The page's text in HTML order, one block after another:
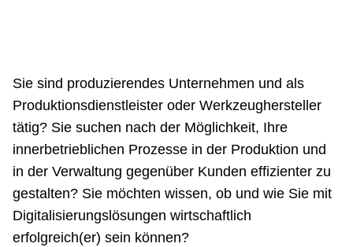
Sie sind produzierendes Unternehmen und als
Produktionsdienstleister oder Werkzeughersteller
tätig? Sie suchen nach der Möglichkeit, Ihre
innerbetrieblichen Prozesse in der Produktion und
in der Verwaltung gegenüber Kunden effizienter zu
gestalten? Sie möchten wissen, ob und wie Sie mit
Digitalisierungslösungen wirtschaftlich
erfolgreich(er) sein können?